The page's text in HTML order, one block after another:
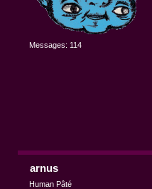
Messages: 114
arnus
Human Pâté